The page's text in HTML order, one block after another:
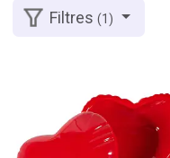
Filtres(1)